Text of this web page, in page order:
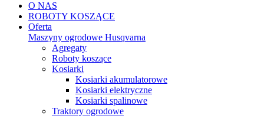
O NAS
ROBOTY KOSZĄCE
Oferta
Maszyny ogrodowe Husqvarna
Agregaty
Roboty koszące
Kosiarki
Kosiarki akumulatorowe
Kosiarki elektryczne
Kosiarki spalinowe
Traktory ogrodowe